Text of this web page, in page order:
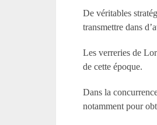
De véritables
transmettre dans
Les verreries de
de cette époque.
Dans la
notamment pour